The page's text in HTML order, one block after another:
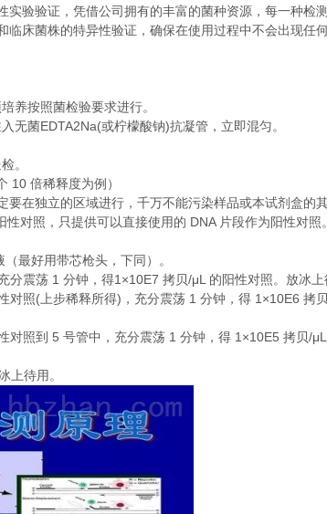
实验验证，凭借公司拥有的丰富的菌种资源，每一种检
临床菌株的特异性验证，确保在使用过程中不会出现任
养按照菌检验要求进行。
入无菌EDTA2Na(或柠檬酸钠)抗凝管，立即混匀。
。
10 倍稀释度为例）
在独立的区域进行，千万不能污染样品或本试剂盒的
性对照，只提供可以直接使用的 DNA 片段作为阳性对照。
最好用带芯枪头，下同）。
分震荡 1 分钟，得1×10E7 拷贝/μL 的阳性对照。放冰上
对照(上步稀释所得) ，充分震荡 1 分钟，得 1×10E6 拷贝
对照到 5 号管中，充分震荡 1 分钟，得 1×10E5 拷贝/μL
上待用。